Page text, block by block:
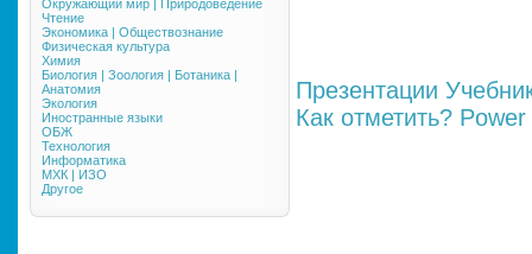
Окружающий мир | Природоведение
Чтение
Экономика | Обществознание
Физическая культура
Химия
Биология | Зоология | Ботаника |
Анатомия
Экология
Иностранные языки
ОБЖ
Технология
Информатика
МХК | ИЗО
Другое
Презентации
Как отметить?